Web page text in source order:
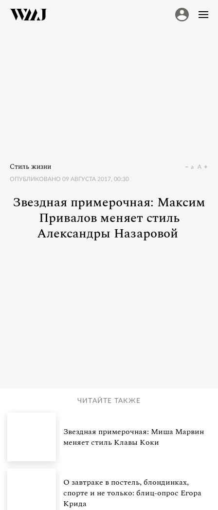
Стиль жизни
ОПУБЛИКОВАНО 09 АВГУСТА 2017, 00:30
a A
Звездная примерочная: Максим
Привалов меняет стиль
Александры Назаровой
ЧИТАЙТЕ ТАКЖЕ
Звездная примерочная: Миша Марвин
меняет стиль Клавы Коки
О завтраке в постель, блондинках,
спорте и не только: блиц-опрос Егора
Крида